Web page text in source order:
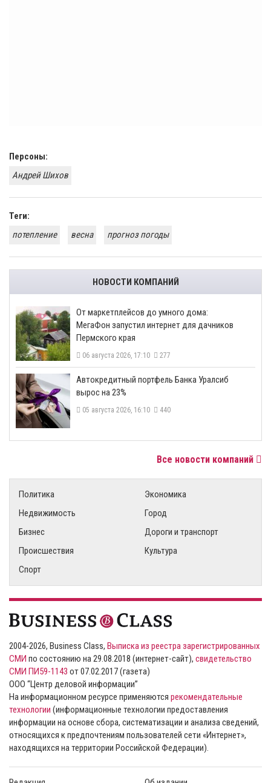
Персоны:
Андрей Шихов
Теги:
потепление
весна прогноз погоды
НОВОСТИ КОМПАНИЙ
От маркетплейсов до умного дома:
МегаФон запустил интернет для дачников
Пермского края
06 августа 2026, 17:10 277
​Автокредитный портфель Банка Уралсиб
вырос на 23%
05 августа 2026, 16:10 440
Все новости компаний
Политика
Экономика
Недвижимость
Город
Бизнес
Дороги и транспорт
Происшествия
Культура
Спорт
2004-2026, Business Class, Выписка из реестра зарегистрированных
СМИ по состоянию на 29.08.2018 (интернет-сайт), свидетельство
СМИ ПИ59-1143 от 07.02.2017 (газета)
ООО “Центр деловой информации”
На информационном ресурсе применяются рекомендательные
технологии (информационные технологии предоставления
информации на основе сбора, систематизации и анализа сведений,
относящихся к предпочтениям пользователей сети «Интернет»,
находящихся на территории Российской Федерации).